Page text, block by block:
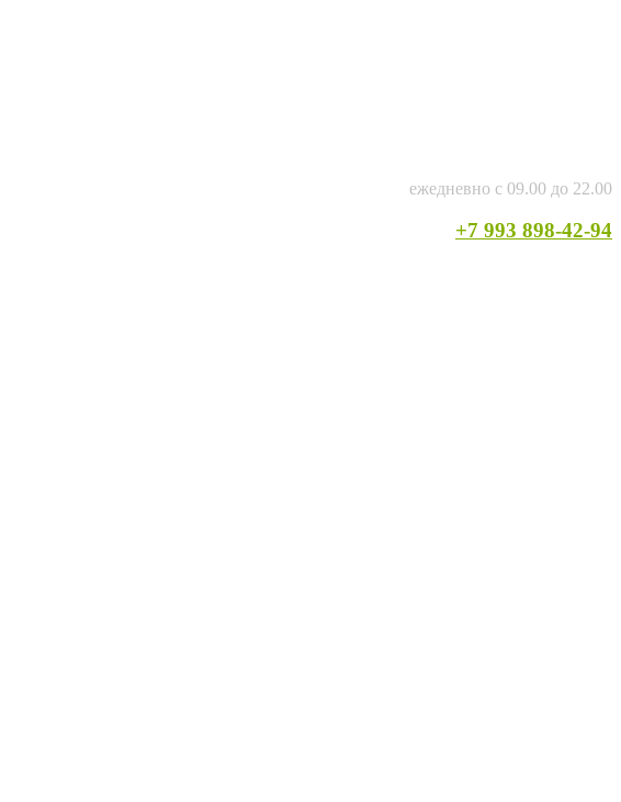
ежедневно с 09.00 до 22.00
+7 993 898-42-94